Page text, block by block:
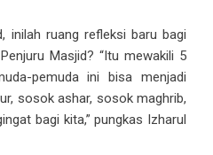
inilah ruang refleksi baru bagi
Masjid? “Itu mewakili 5
pemuda ini bisa menjadi
sosok ashar, sosok maghrib,
bagi kita,” pungkas Izharul